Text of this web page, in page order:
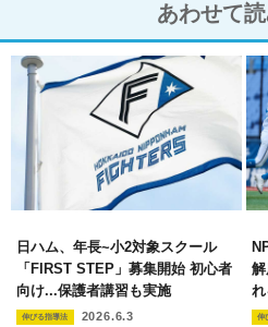
あわせて
日ハム、年長~小2対象スクール
「FIRST STEP」募集開始 初心者
向け...保護者講習も実施
伸びる指導法 2026.6.3 伸